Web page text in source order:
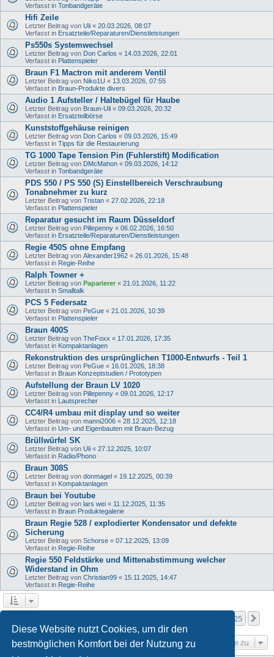
Diese Website nutzt Cookies, um dir den
bestmöglichen Komfort bei der Nutzung zu
Verfasst in Tonbandgeräte
Hifi Zeile
Letzter Beitrag von Uli « 20.03.2026, 08:07
Verfasst in Ersatzteile/Reparaturen/Dienstleistungen
Ps550s Systemwechsel
Letzter Beitrag von Don Carlos « 14.03.2026, 22:01
Verfasst in Plattenspieler
Braun F1 Mactron mit anderem Ventil
Letzter Beitrag von Niko1U « 13.03.2026, 07:55
Verfasst in Braun-Produkte divers
Audio 1 Aufsteller / Haltebügel für Haube
Letzter Beitrag von Braun-Uli « 09.03.2026, 20:32
Verfasst in Ersatzteilbörse
Kunststoffgehäuse reinigen
Letzter Beitrag von Don Carlos « 09.03.2026, 15:49
Verfasst in Tipps für die Restaurierung
TG 1000 Tape Tension Pin (Fuhlerstift) Modification
Letzter Beitrag von DMcMahon « 09.03.2026, 14:12
Verfasst in Tonbandgeräte
PDS 550 / PS 550 (S) Einstellbereich Verschraubung
Tonabnehmer zu kurz
Letzter Beitrag von Tristan « 27.02.2026, 22:18
Verfasst in Plattenspieler
Reparatur gesucht im Raum Düsseldorf
Letzter Beitrag von Pillepenny « 06.02.2026, 16:50
Verfasst in Ersatzteile/Reparaturen/Dienstleistungen
Regie 450S ohne Empfang
Letzter Beitrag von Alexander1962 « 26.01.2026, 15:48
Verfasst in Regie-Reihe
Ralph Towner +
Letzter Beitrag von Paparierer « 21.01.2026, 11:22
Verfasst in Smalltalk
PCS 5 Federsatz
Letzter Beitrag von PeGue « 21.01.2026, 10:39
Verfasst in Plattenspieler
Braun 400S
Letzter Beitrag von TheFoxx « 17.01.2026, 17:35
Verfasst in Kompaktanlagen
Rekonstruktion des ursprünglichen T1000-Entwurfs - Teil 1
Letzter Beitrag von PeGue « 16.01.2026, 18:38
Verfasst in Braun Konzeptstudien / Prototypen
Aufstellung der Braun LV 1020
Letzter Beitrag von Pillepenny « 09.01.2026, 12:17
Verfasst in Lautsprecher
CC4/R4 umbau mit display und so weiter
Letzter Beitrag von manni2006 « 28.12.2025, 12:18
Verfasst in Um- und Eigenbauten mit Braun-Bezug
Brüllwürfel SK
Letzter Beitrag von Uli « 27.12.2025, 10:07
Verfasst in Radio/Phono
Braun 308S
Letzter Beitrag von donmagel « 19.12.2025, 00:39
Verfasst in Kompaktanlagen
Braun bei Youtube
Letzter Beitrag von lars wei « 11.12.2025, 11:35
Verfasst in Braun Produktegalerie
Braun Regie 528 / explodierter Kondensator und defekte
Sicherung
Letzter Beitrag von Schorse « 07.12.2025, 13:09
Verfasst in Regie-Reihe
Regie 550 Feldstärke und Mittenabstimmung welcher
Widerstand in Ohm
Letzter Beitrag von Christian99 « 15.11.2025, 14:47
Verfasst in Regie-Reihe
25
Gehe zu